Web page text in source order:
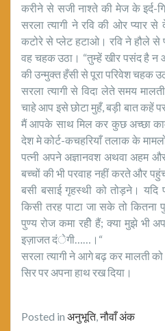
करीने से सजी नाश्ते की मेज के इर्द-
सरला त्यागी ने रवि की ओर प्यार
कटोरे से प्लेट हटाओ। रवि ने हौले से
वह चहक उठा। “तुम्हें खीर पसंद है न
की उन्मुक्त हँसी से पूरा परिवेश चहक
सरला त्यागी से विदा लेते समय
चाहे आप इसे छोटा मुहँ, बड़ी बात कहें
मैं आपके साथ मिल कर कुछ अच्छा
देश मे कोर्ट-कचहरियाँ तलाक के
पत्नी अपने अज्ञानवश अथवा अहम
बच्चों की भी परवाह नहीं करते और
बसी बसाई गृहस्थी को तोड़ने। यदि
किसी तरह पाटा जा सके तो कितना
पुण्य रोज कमा रहीे हैं; क्या मुझे भी
इज़ाजत दंेगी……।“
सरला त्यागी ने आगे बढ़ कर मालती
सिर पर अपना हाथ रख दिया।
Posted in अनुभूति,नौवाँ अंक